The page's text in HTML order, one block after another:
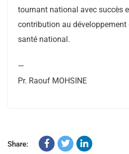
tournant national avec succès
contribution au développement
santé national.
—
Pr. Raouf MOHSINE
Share: